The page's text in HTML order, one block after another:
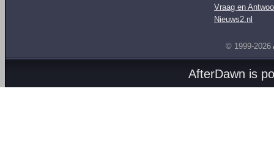
Vraag en
Nieuws2.nl
© 1999-2026
AfterDawn is